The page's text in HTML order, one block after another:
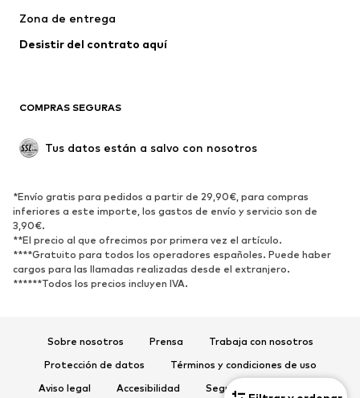
Zona de entrega
Desistir del contrato aquí
COMPRAS SEGURAS
Tus datos están a salvo con nosotros
*Envío gratis para pedidos a partir de 29,90€, para compras
inferiores a este importe, los gastos de envío y servicio son de
3,90€.
**El precio al que ofrecimos por primera vez el artículo.
****Gratuito para todos los operadores españoles. Puede haber
cargos para las llamadas realizadas desde el extranjero.
******Todos los precios incluyen IVA.
Sobre nosotros Prensa
Trabaja con nosotros
Protección de datos
Términos y condiciones de uso
Aviso legal
Accesibilidad Seguridad del producto